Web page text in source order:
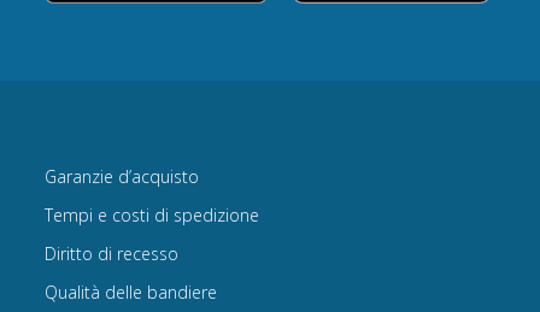
Garanzie d’acquisto
Tempi e costi di spedizione
Diritto di recesso
Qualità delle bandiere